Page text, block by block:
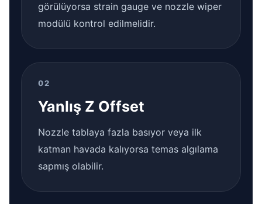
görülüyorsa strain gauge ve nozzle wiper
modülü kontrol edilmelidir.
02
Yanlış Z Offset
Nozzle tablaya fazla basıyor veya ilk
katman havada kalıyorsa temas algılama
sapmış olabilir.